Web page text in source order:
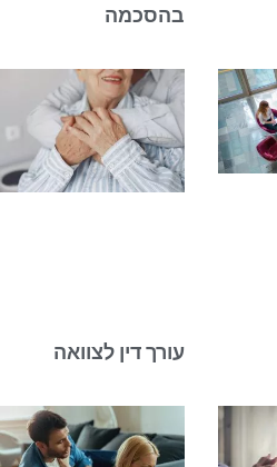
בהסכמה
עורך דין לצוואה